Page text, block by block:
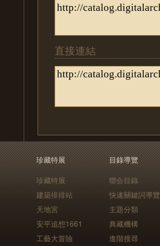
直接連結
珍藏特展
珍藏特展
建築排排站
天地宮
安平追想1661
工藝大冒險
目錄導覽
聯合目錄
快速關鍵詞導覽
主題分類
典藏機構
進階搜尋